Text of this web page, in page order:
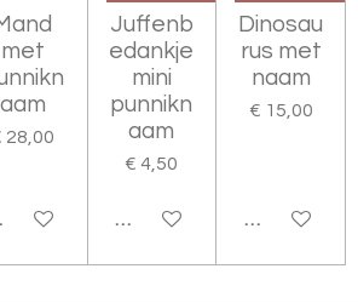
met
aam
28,00
DETAILS
Juffenb
edankje
mini
punnikn
aam
€ 4,50
BEKIJK DETAILS
Dinosau
rus met
naam
€ 15,00
BEKIJK